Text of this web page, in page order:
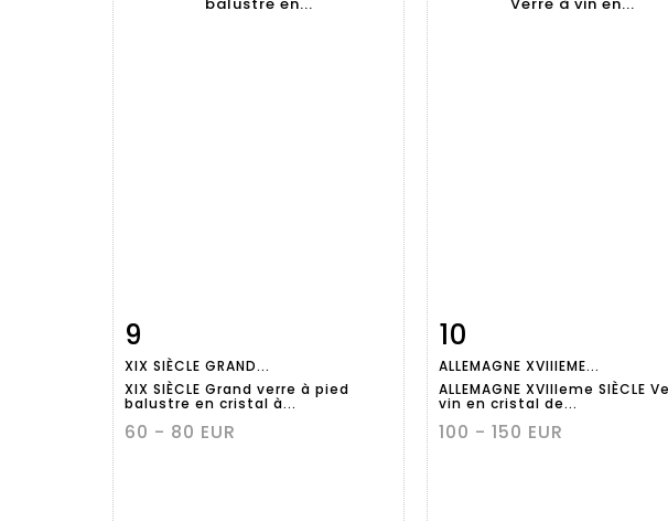
détaillée
9
XIX SIÈCLE GRAND...
XIX SIÈCLE Grand verre à pied
balustre en cristal à...
60 - 80 EUR
10
ALLEMAGNE XVIIIEME...
ALLEMAGNE XVIIIeme SIÈCLE
vin en cristal de...
100 - 150 EUR